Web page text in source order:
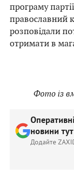
програму
православний
розповідали
отримати в
Фото із
новини тут
Додайте